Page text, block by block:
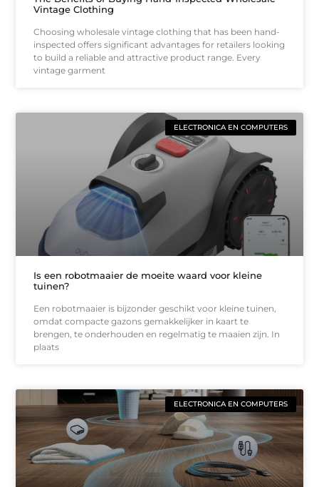
Vintage Clothing
Choosing wholesale vintage clothing that has been hand-
inspected offers significant advantages for retailers looking
to build a reliable and attractive product range. Every
vintage garment
ELECTRONICA EN COMPUTERS
Is een robotmaaier de moeite waard voor kleine
tuinen?
Een robotmaaier is bijzonder geschikt voor kleine tuinen,
omdat compacte gazons gemakkelijker in kaart te
brengen, te onderhouden en regelmatig te maaien zijn. In
plaats
ELECTRONICA EN COMPUTERS